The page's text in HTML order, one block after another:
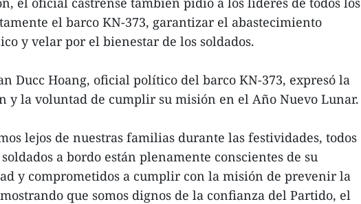
el barco KN-373, garantizar el abastecimiento
y velar por el bienestar de los soldados.
Ducc Hoang, oficial político del barco KN-373, expresó la
y la voluntad de cumplir su misión en el Año Nuevo Lunar.
lejos de nuestras familias durante las festividades, todos
a bordo están plenamente conscientes de su
y comprometidos a cumplir con la misión de prevenir la
que somos dignos de la confianza del Partido, el